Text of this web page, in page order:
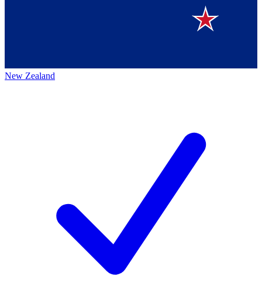
New Zealand